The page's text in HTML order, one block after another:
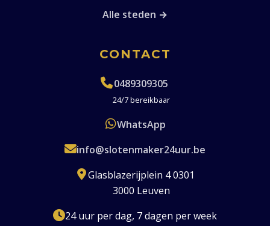
Alle steden →
CONTACT
0489309305
24/7 bereikbaar
WhatsApp
info@slotenmaker24uur.be
Glasblazerijplein 4 0301
3000 Leuven
24 uur per dag, 7 dagen per week